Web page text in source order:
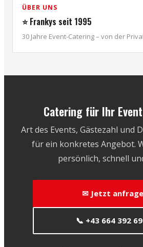
ÜBER UNS
⭐ Frankys seit 1995
30 Jahre Event-Catering – von der
Catering für Ihr
Art des Events, Gästezahl und
für ein konkretes Angebot.
persönlich, schnell
✉ Jetzt
📞 +43 664 392